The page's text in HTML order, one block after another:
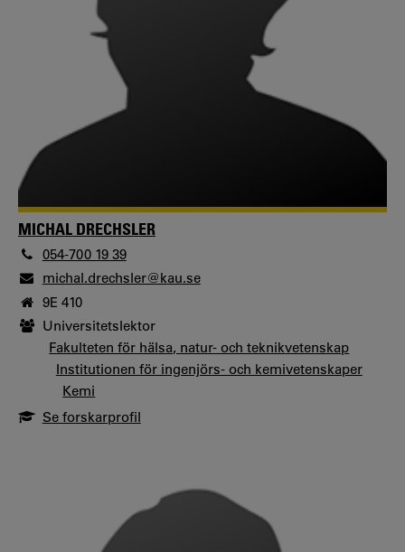
MICHAL DRECHSLER
054-700 19 39
michal.drechsler@kau.se
9E 410
Universitetslektor
Fakulteten för hälsa, natur- och teknikvetenskap
Institutionen för ingenjörs- och kemivetenskaper
Kemi
Se forskarprofil